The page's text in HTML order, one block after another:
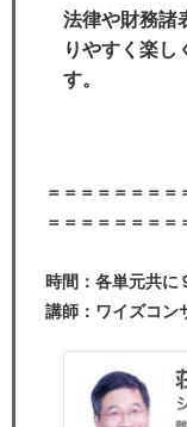
法律や財務諸
りやすく楽し
す。
＝＝＝＝＝＝＝＝
＝＝＝＝＝＝＝＝
時間：各単元共に
講師：ワイズコ